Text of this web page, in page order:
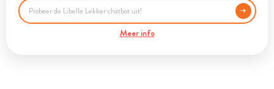
Meer info